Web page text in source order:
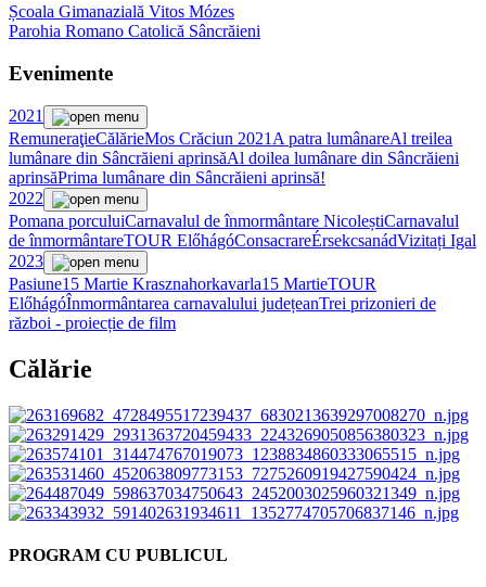
Școala Gimanazială Vitos Mózes
Parohia Romano Catolică Sâncrăieni
Evenimente
2021
RemuneraţieCălărieMos Crăciun 2021 A patra lumânareAl treilea
lumânare din Sâncrăieni aprinsăAl doilea lumânare din Sâncrăieni
aprinsăPrima lumânare din Sâncrăieni aprinsă!
2022
Pomana porculuiCarnavalul de înmormântare NicoleștiCarnavalul
de înmormântareTOUR ElőhágóConsacrareÉrsekcsanádVizitați Igal
2023
Pasiune15 Martie Krasznahorkavarla15 MartieTOUR
ElőhágóÎnmormântarea carnavalului județeanTrei prizonieri de
război - proiecție de film
Călărie
PROGRAM CU PUBLICUL